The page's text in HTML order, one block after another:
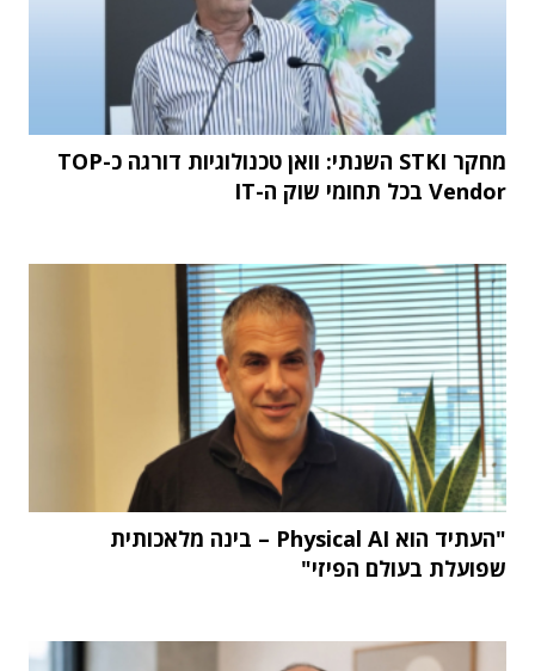
מחקר STKI השנתי: וואן טכנולוגיות דורגה כ-TOP
Vendor בכל תחומי שוק ה-IT
"העתיד הוא Physical AI – בינה מלאכותית
שפועלת בעולם הפיזי"